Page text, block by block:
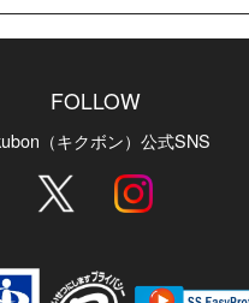
FOLLOW
（キクボン）公式SNS